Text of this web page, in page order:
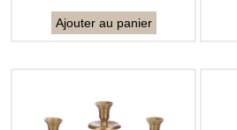
Ajouter au panier